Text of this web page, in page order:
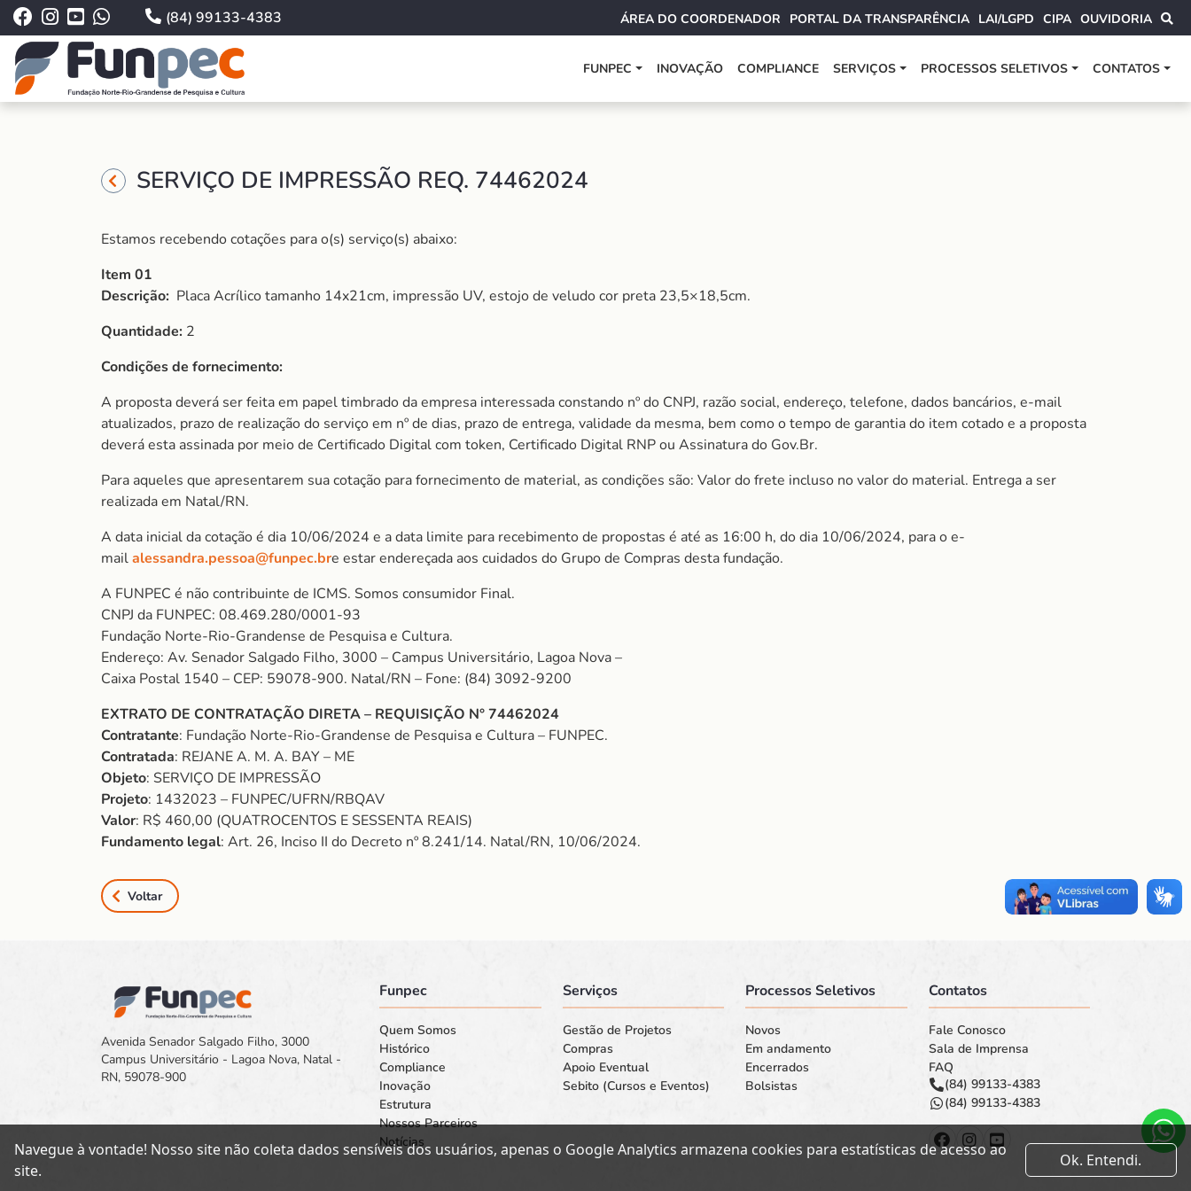
(84) 99133-4383 ÁREA DO COORDENADOR PORTAL DA TRANSPARÊNCIA LAI/LGPD CIPA OUVIDORIA
FUNPEC INOVAÇÃO COMPLIANCE SERVIÇOS PROCESSOS SELETIVOS CONTATOS
SERVIÇO DE IMPRESSÃO REQ. 74462024
Estamos recebendo cotações para o(s) serviço(s) abaixo:
Item 01
Descrição: Placa Acrílico tamanho 14x21cm, impressão UV, estojo de veludo cor preta 23,5×18,5cm.
Quantidade: 2
Condições de fornecimento:
A proposta deverá ser feita em papel timbrado da empresa interessada constando nº do CNPJ, razão social, endereço, telefone, dados bancários, e-mail
atualizados, prazo de realização do serviço em nº de dias, prazo de entrega, validade da mesma, bem como o tempo de garantia do item cotado e a proposta
deverá esta assinada por meio de Certificado Digital com token, Certificado Digital RNP ou Assinatura do Gov.Br.
Para aqueles que apresentarem sua cotação para fornecimento de material, as condições são: Valor do frete incluso no valor do material. Entrega a ser
realizada em Natal/RN.
A data inicial da cotação é dia 10/06/2024 e a data limite para recebimento de propostas é até as 16:00 h, do dia 10/06/2024, para o e-
mailalessandra.pessoa@funpec.bre estar endereçada aos cuidados do Grupo de Compras desta fundação.
A FUNPEC é não contribuinte de ICMS. Somos consumidor Final.
CNPJ da FUNPEC: 08.469.280/0001-93
Fundação Norte-Rio-Grandense de Pesquisa e Cultura.
Endereço: Av. Senador Salgado Filho, 3000 – Campus Universitário, Lagoa Nova –
Caixa Postal 1540 – CEP: 59078-900. Natal/RN – Fone: (84) 3092-9200
EXTRATO DE CONTRATAÇÃO DIRETA – REQUISIÇÃO N° 74462024
Contratante: Fundação Norte-Rio-Grandense de Pesquisa e Cultura – FUNPEC.
Contratada: REJANE A. M. A. BAY – ME
Objeto: SERVIÇO DE IMPRESSÃO
Projeto: 1432023 – FUNPEC/UFRN/RBQAV
Valor: R$ 460,00 (QUATROCENTOS E SESSENTA REAIS)
Fundamento legal: Art. 26, Inciso II do Decreto nº 8.241/14. Natal/RN, 10/06/2024.
Voltar
Avenida Senador Salgado Filho, 3000
Campus Universitário - Lagoa Nova, Natal -
RN, 59078-900
Funpec
Quem Somos
Histórico
Compliance
Inovação
Estrutura
Nossos Parceiros
Notícias
Serviços
Gestão de Projetos
Compras
Apoio Eventual
Sebito (Cursos e Eventos)
Processos Seletivos
Novos
Em andamento
Encerrados
Bolsistas
Contatos
Fale Conosco
Sala de Imprensa
FAQ
(84) 99133-4383
(84) 99133-4383
Navegue à vontade! Nosso site não coleta dados sensíveis dos usuários, apenas o Google Analytics armazena cookies para estatísticas de acesso ao
site.
Ok. Entendi.